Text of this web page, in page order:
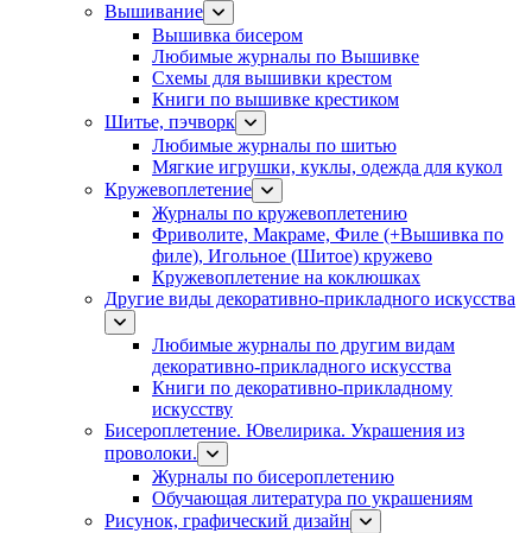
Вышивание
Вышивка бисером
Любимые журналы по Вышивке
Схемы для вышивки крестом
Книги по вышивке крестиком
Шитье, пэчворк
Любимые журналы по шитью
Мягкие игрушки, куклы, одежда для кукол
Кружевоплетение
Журналы по кружевоплетению
Фриволите, Макраме, Филе (+Вышивка по
филе), Игольное (Шитое) кружево
Кружевоплетение на коклюшках
Другие виды декоративно-прикладного искусства
Любимые журналы по другим видам
декоративно-прикладного искусства
Книги по декоративно-прикладному
искусству
Бисероплетение. Ювелирика. Украшения из
проволоки.
Журналы по бисероплетению
Обучающая литература по украшениям
Рисунок, графический дизайн